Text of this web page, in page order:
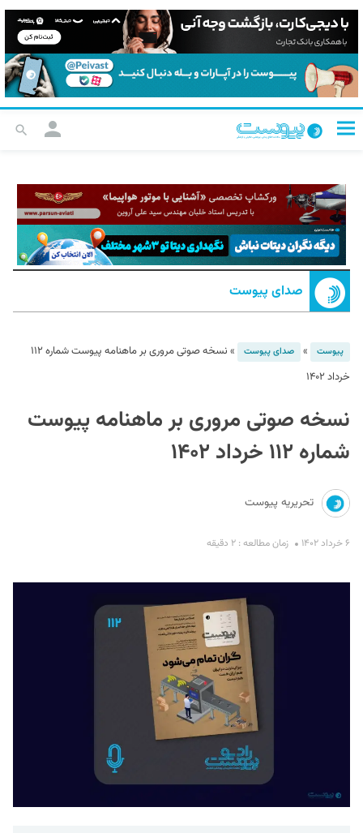
صدای پیوست
پیوست » صدای پیوست »
نسخه صوتی مروری بر ماهنامه پیوست شماره ۱۱۲
خرداد ۱۴۰۲
نسخه صوتی مروری بر ماهنامه پیوست
شماره ۱۱۲ خرداد ۱۴۰۲
تحریریه پیوست
۶ خرداد ۱۴۰۲ زمان مطالعه : ۲ دقیقه